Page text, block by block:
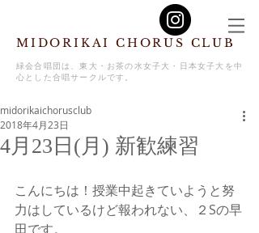
MIDORIKAI CHORUS CLUB
緑会合唱団は、東大・お茶の水女子大・日本女子大を中
心とした合唱サークルです。
4月23日(月) 新歓練習
midorikaichorusclub
2018年4月23日
こんにちは！授業中起きていようと努
力はしているけど報われない、２Sの早
田です。